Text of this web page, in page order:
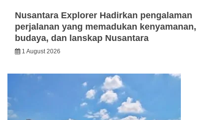
Nusantara Explorer Hadirkan pengalaman
perjalanan yang memadukan kenyamanan,
budaya, dan lanskap Nusantara
1 August 2026